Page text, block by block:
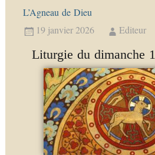
L’Agneau de Dieu
19 janvier 2026
Editeur
Liturgie du dimanche